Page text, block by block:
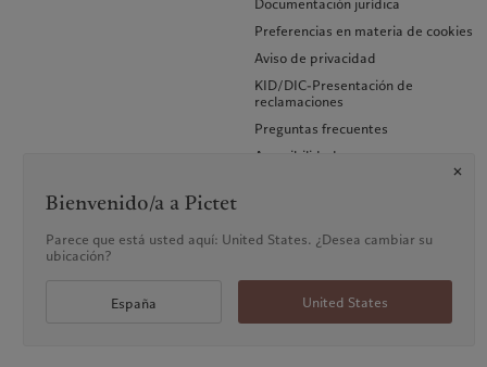
Documentación jurídica
Preferencias en materia de cookies
Aviso de privacidad
KID/DIC-Presentación de
reclamaciones
Preguntas frecuentes
Accesibilidad
Bienvenido/a a Pictet
Parece que está usted aquí: United States. ¿Desea cambiar su
ubicación?
España United States